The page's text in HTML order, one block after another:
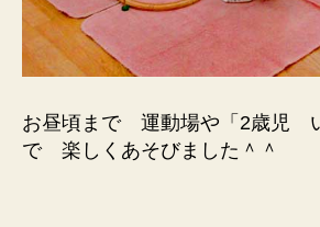
お昼頃まで 運動場や「2歳児
で 楽しくあそびました＾＾